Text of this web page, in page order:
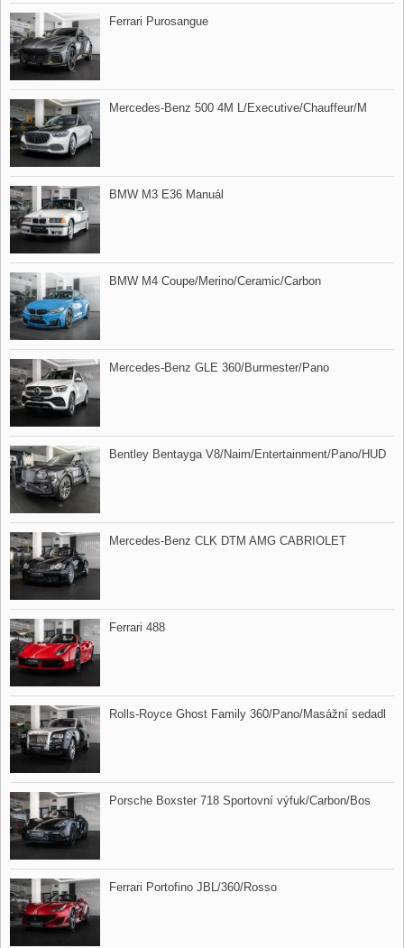
Ferrari Purosangue
Mercedes​-Benz 500 4M L/Executive/Chauffeur/M
BMW M3 E36 Manuál
BMW M4 Coupe/Merino/Ceramic/Carbon
Mercedes​-Benz GLE 360/Burmester/Pano
Bentley Bentayga V8/Naim/Entertainment/Pano/HUD
Mercedes​-Benz CLK DTM AMG CABRIOLET
Ferrari 488
Rolls​-Royce Ghost Family 360/Pano/Masážní sedadl
Porsche Boxster 718 Sportovní výfuk/Carbon/Bos
Ferrari Portofino JBL/360/Rosso